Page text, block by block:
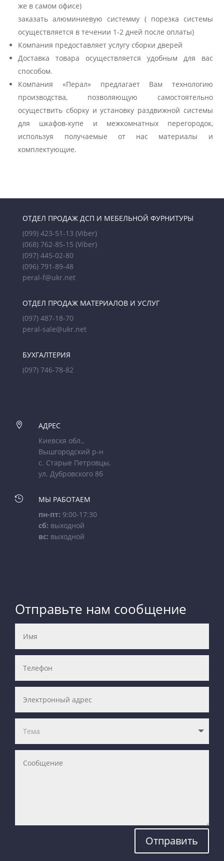
же в самом офисе)
заказать алюминиевую системму ( порезка системы
осуществляется в течении 1-2 дней после оплаты)
Компания предоставляет услугу сборки дверей
Доставка товара осуществляется удобным для вас
способом.
Компания «Перал» предлагает Вам технологию
производства, позволяющую самостоятельно
осуществить сборку и установку раздвижной системы
для шкафов-купе и межкомнатных перегородок,
используя получаемые от нас материалы и
комплектующие.
ОТДЕЛ ПРОДАЖ ДСП И МЕБЕЛЬНОЙ ФУРНИТУРЫ
(099) 423-51-13 (Viber)
(068) 762-85-15 (Viber)
(097) 445-02-80
(096) 791-89-48
peral-f@ukr.net
ОТДЕЛ ПРОДАЖ МАТЕРИАЛОВ И УСЛУГ
(097) 487-18-70
peral-sale@ukr.net
БУХГАЛТЕРИЯ
(097) 746-78-82

АДРЕС
Киевскя обл.,
Вышгородский р-н
с. Старые Петровцы,
ул. Дубровского 8б

МЫ РАБОТАЕМ
пн-пт: 9:00-17:30
сб: выходной
вс: выходной
Отправьте нам сообщение
Отправить